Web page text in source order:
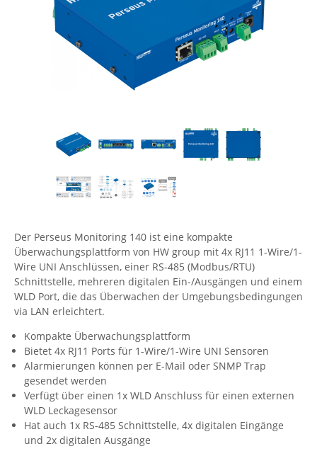
Energiemessung
Energieverteilung
IP, WLAN & GSM Sensorik
IoT - Internet of Things
IPC, Industrielle Netzwerktechnik & WLAN
Industrielle Netzwerktechnik / Kommunikation
Industrielle Computer
IT Netzwerktechnik / Kommunikation
Comet System
CompleTech
Contemporary Controls
Enginko - mcf88
Fokus Technologies
Guntermann & Drunck
High Sec Labs
HW group
Icron
IEC Lock
Ihse
Kerlink
Kramer Electronics
KVM TEC
Legrand
Der Perseus Monitoring 140 ist eine kompakte
Überwachungsplattform von HW group mit 4x RJ11 1-Wire/1-
Wire UNI Anschlüssen, einer RS-485 (Modbus/RTU)
Schnittstelle, mehreren digitalen Ein-/Ausgängen und einem
WLD Port, die das Überwachen der Umgebungsbedingungen
via LAN erleichtert.
Kompakte Überwachungsplattform
Bietet 4x RJ11 Ports für 1-Wire/1-Wire UNI Sensoren
Alarmierungen können per E-Mail oder SNMP Trap
gesendet werden
Verfügt über einen 1x WLD Anschluss für einen externen
WLD Leckagesensor
Hat auch 1x RS-485 Schnittstelle, 4x digitalen Eingänge
und 2x digitalen Ausgänge